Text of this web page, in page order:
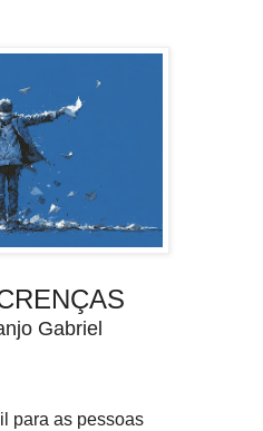
Gabriel
para as pessoas